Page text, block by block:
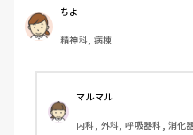
がいいかなと思い、ディオ
がいいかな？と考えています。
この３つだとどのブランド
また、挙げているもの以外
などありますか？
近い年代の方や、その年代
意見を伺いたいです。
ちよ
精神科, 病棟
マルマル
内科, 外科, 呼吸器科, 消化